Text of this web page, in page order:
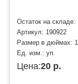
Остаток на складе:
Артикул: 190922
Размер в дюймах:
Ед. изм.: уп.
Цена:20 р.